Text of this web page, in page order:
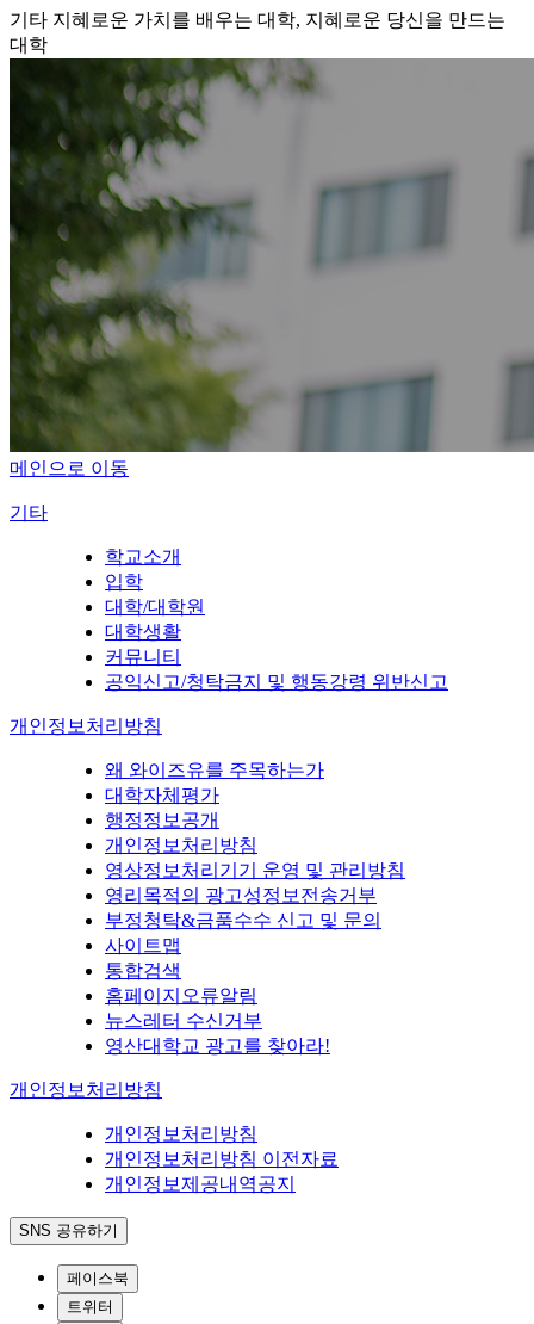
기타 지혜로운 가치를 배우는 대학, 지혜로운 당신을 만드는
대학
메인으로 이동
기타
학교소개
입학
대학/대학원
대학생활
커뮤니티
공익신고/청탁금지 및 행동강령 위반신고
개인정보처리방침
왜 와이즈유를 주목하는가
대학자체평가
행정정보공개
개인정보처리방침
영상정보처리기기 운영 및 관리방침
영리목적의 광고성정보전송거부
부정청탁&금품수수 신고 및 문의
사이트맵
통합검색
홈페이지오류알림
뉴스레터 수신거부
영산대학교 광고를 찾아라!
개인정보처리방침
개인정보처리방침
개인정보처리방침 이전자료
개인정보제공내역공지
SNS 공유하기
페이스북
트위터